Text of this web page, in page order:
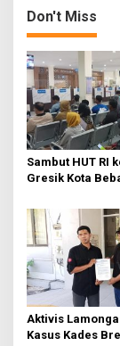
n
a
v
i
g
a
t
i
o
n
Don't Miss
Sambut HUT RI
Gresik Kota
Aktivis
Kasus Kades